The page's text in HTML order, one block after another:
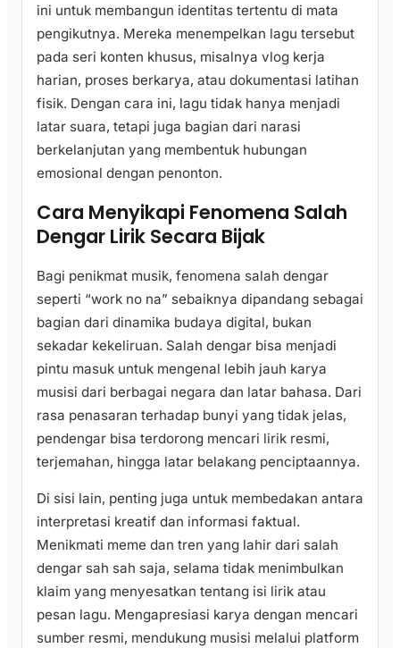
ini untuk membangun identitas tertentu di mata
pengikutnya. Mereka menempelkan lagu tersebut
pada seri konten khusus, misalnya vlog kerja
harian, proses berkarya, atau dokumentasi latihan
fisik. Dengan cara ini, lagu tidak hanya menjadi
latar suara, tetapi juga bagian dari narasi
berkelanjutan yang membentuk hubungan
emosional dengan penonton.
Cara Menyikapi Fenomena Salah
Dengar Lirik Secara Bijak
Bagi penikmat musik, fenomena salah dengar
seperti “work no na” sebaiknya dipandang sebagai
bagian dari dinamika budaya digital, bukan
sekadar kekeliruan. Salah dengar bisa menjadi
pintu masuk untuk mengenal lebih jauh karya
musisi dari berbagai negara dan latar bahasa. Dari
rasa penasaran terhadap bunyi yang tidak jelas,
pendengar bisa terdorong mencari lirik resmi,
terjemahan, hingga latar belakang penciptaannya.
Di sisi lain, penting juga untuk membedakan antara
interpretasi kreatif dan informasi faktual.
Menikmati meme dan tren yang lahir dari salah
dengar sah sah saja, selama tidak menimbulkan
klaim yang menyesatkan tentang isi lirik atau
pesan lagu. Mengapresiasi karya dengan mencari
sumber resmi, mendukung musisi melalui platform